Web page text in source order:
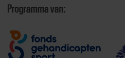
Programma van: